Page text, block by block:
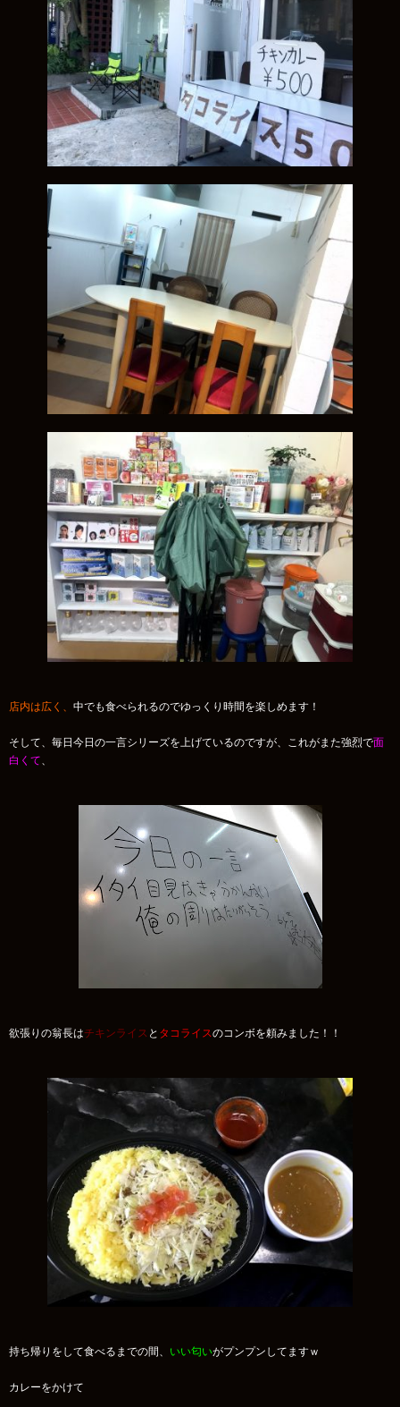
店内は広く、 中でも食べられるのでゆっくり時間を楽しめます！
そして、毎日今日の一言シリーズを上げているのですが、これがまた強烈で面
白くて
欲張りの翁長はチキンライス と タコライスのコンボを頼みました！！
持ち帰りをして食べるまでの間、 いい匂いがプンプンしてますｗ
カレーをかけて